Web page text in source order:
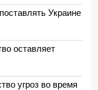
Украине
оставляет
угроз во время